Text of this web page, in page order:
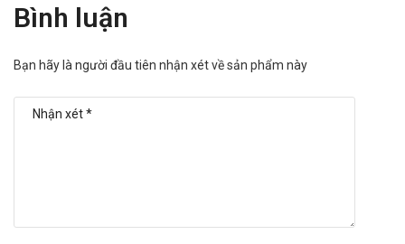
Bình luận
Bạn hãy là người đầu tiên nhận xét về sản phẩm này